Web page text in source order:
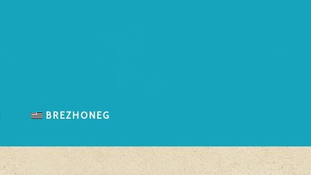
Brezhoneg